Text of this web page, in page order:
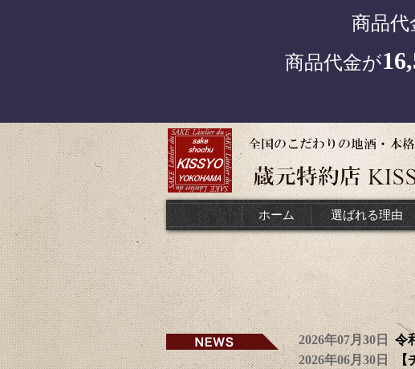
商品代
商品代金が
ホーム 選ばれる理由
2026年07月30日令
2026年06月30日【